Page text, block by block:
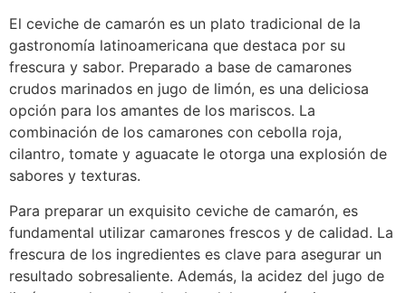
El ceviche de camarón es un plato tradicional de la
gastronomía latinoamericana que destaca por su
frescura y sabor. Preparado a base de camarones
crudos marinados en jugo de limón, es una deliciosa
opción para los amantes de los mariscos. La
combinación de los camarones con cebolla roja,
cilantro, tomate y aguacate le otorga una explosión de
sabores y texturas.
Para preparar un exquisito ceviche de camarón, es
fundamental utilizar camarones frescos y de calidad. La
frescura de los ingredientes es clave para asegurar un
resultado sobresaliente. Además, la acidez del jugo de